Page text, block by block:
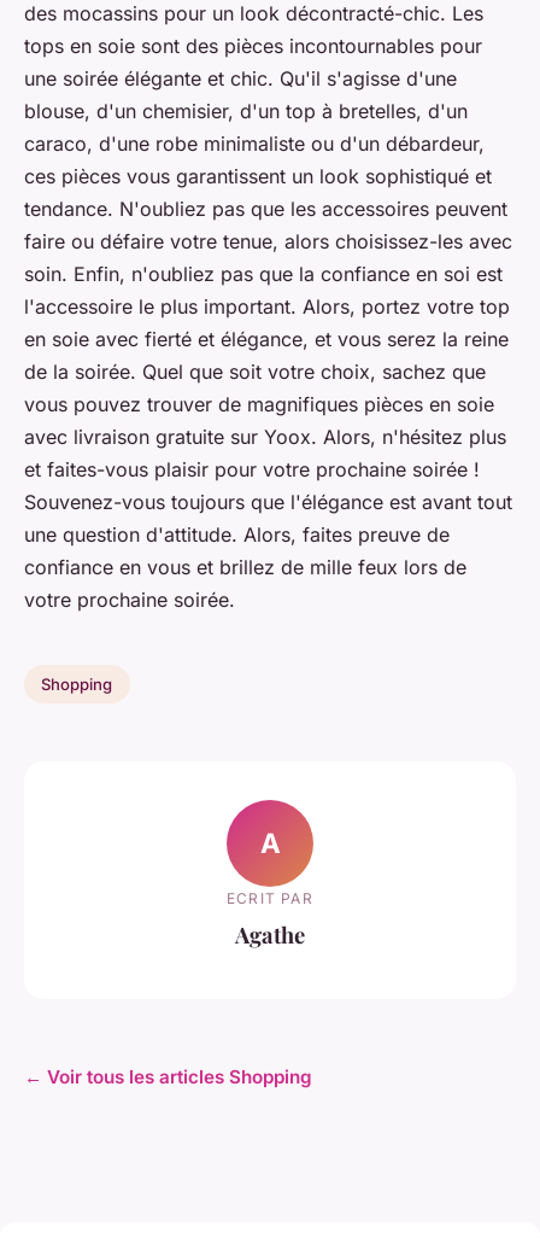
des mocassins pour un look décontracté-chic. Les
tops en soie sont des pièces incontournables pour
une soirée élégante et chic. Qu'il s'agisse d'une
blouse, d'un chemisier, d'un top à bretelles, d'un
caraco, d'une robe minimaliste ou d'un débardeur,
ces pièces vous garantissent un look sophistiqué et
tendance. N'oubliez pas que les accessoires peuvent
faire ou défaire votre tenue, alors choisissez-les avec
soin. Enfin, n'oubliez pas que la confiance en soi est
l'accessoire le plus important. Alors, portez votre top
en soie avec fierté et élégance, et vous serez la reine
de la soirée. Quel que soit votre choix, sachez que
vous pouvez trouver de magnifiques pièces en soie
avec livraison gratuite sur Yoox. Alors, n'hésitez plus
et faites-vous plaisir pour votre prochaine soirée !
Souvenez-vous toujours que l'élégance est avant tout
une question d'attitude. Alors, faites preuve de
confiance en vous et brillez de mille feux lors de
votre prochaine soirée.
Shopping
A
ECRIT PAR
Agathe
← Voir tous les articles Shopping